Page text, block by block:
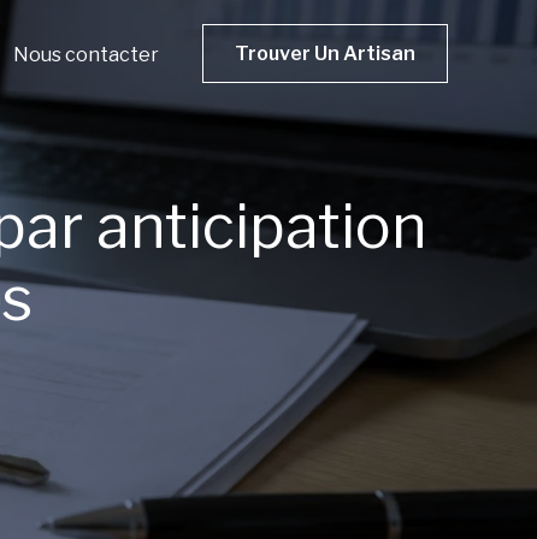
Nous contacter Trouver Un Artisan
anticipation